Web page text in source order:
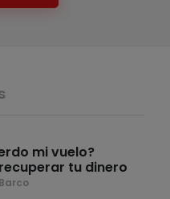
mi vuelo?
tu dinero